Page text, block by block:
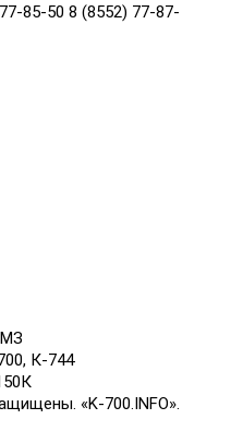
85-50 8 (8552) 77-87-
К-744
«K-700.INFO».